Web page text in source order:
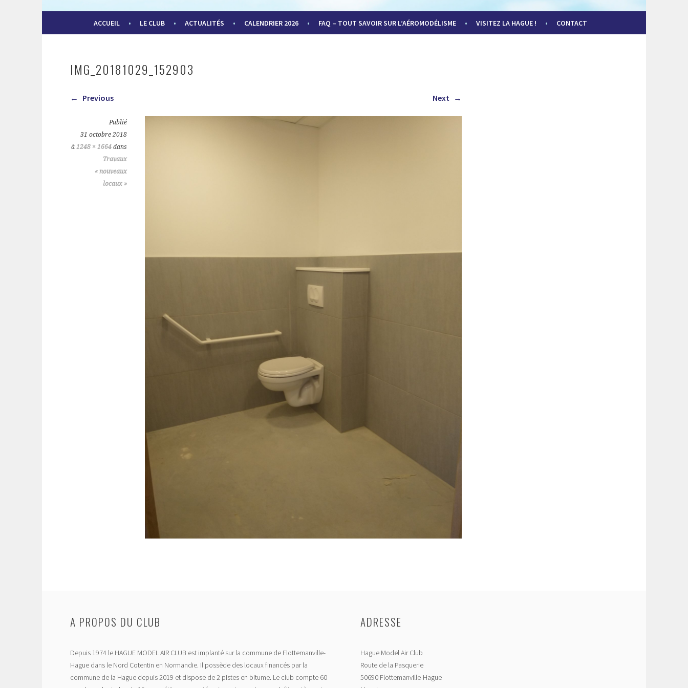
HAGUE MODEL AIR CLUB
ACCUEIL LE CLUB ACTUALITÉS CALENDRIER 2026 FAQ – TOUT SAVOIR SUR L’AÉROMODÉLISME VISITEZ LA HAGUE ! CONTACT
IMG_20181029_152903
Previous Next
Publié
31 octobre 2018
à 1248 × 1664 dans
Travaux
« nouveaux
locaux »
A PROPOS DU CLUB
Depuis 1974 le HAGUE MODEL AIR CLUB est implanté sur la commune de Flottemanville-
Hague dans le Nord Cotentin en Normandie. Il possède des locaux financés par la
commune de la Hague depuis 2019 et dispose de 2 pistes en bitume. Le club compte 60
ADRESSE
Hague Model Air Club
Route de la Pasquerie
50690 Flottemanville-Hague